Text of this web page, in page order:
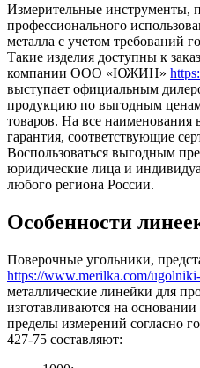
Измерительные инструменты,
профессионального
металла с учетом требований
Такие изделия доступны к
компании ООО «ЮЖИН»
выступает официальным
продукцию по выгодным
товаров. На все наименования
гарантия, соответствующие
Воспользоваться выгодным
юридические лица и
любого региона России.
Особенности
Поверочные угольники,
https://www.merilka.com/
металлические линейки для
изготавливаются на
пределы измерений согласно
427-75 составляют: